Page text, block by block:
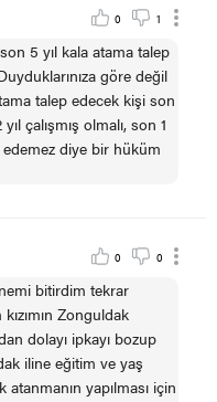
0 1
5 yıl kala atama talep
göre değil
talep edecek kişi son
çalışmış olmalı, son 1
edemez diye bir hüküm
0 0
bitirdim tekrar
Zonguldak
dolayı ipkayı bozup
iline eğitim ve yaş
yapılması için